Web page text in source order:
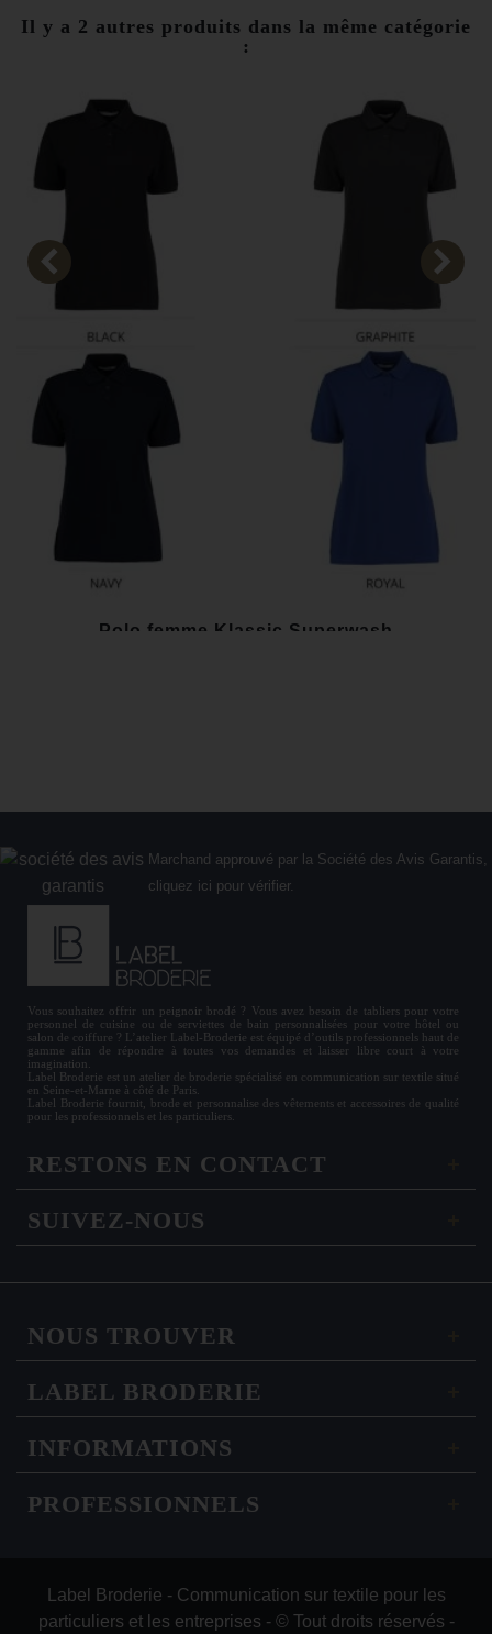
Il y a 2 autres produits dans la même catégorie
:
Polo femme Klassic Superwash
Marchand approuvé par la Société des Avis Garantis,
cliquez ici pour vérifier.
Vous souhaitez offrir un peignoir brodé ? Vous avez besoin de tabliers pour votre
personnel de cuisine ou de serviettes de bain personnalisées pour votre hôtel ou
salon de coiffure ? L’atelier Label-Broderie est équipé d’outils professionnels haut de
gamme afin de répondre à toutes vos demandes et laisser libre court à votre
imagination.
Label Broderie est un atelier de broderie spécialisé en communication sur textile situé
en Seine-et-Marne à côté de Paris.
Label Broderie fournit, brode et personnalise des vêtements et accessoires de qualité
pour les professionnels et les particuliers.
RESTONS EN CONTACT
SUIVEZ-NOUS
NOUS TROUVER
LABEL BRODERIE
INFORMATIONS
PROFESSIONNELS
Label Broderie - Communication sur textile pour les
particuliers et les entreprises - © Tout droits réservés -